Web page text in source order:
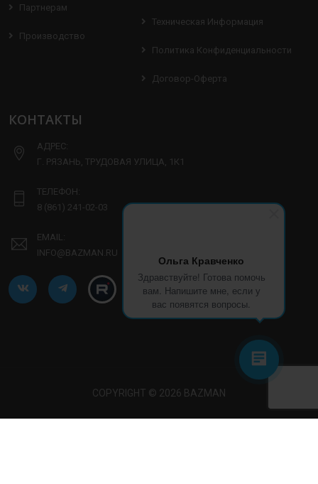
Ольга Кравченко
Здравствуйте! Готова помочь
вам. Напишите мне, если у
вас появятся вопросы.
Партнерам
Производство
Техническая Информация
Политика Конфиденциальности
Договор-Оферта
КОНТАКТЫ
АДРЕС:
Г. РЯЗАНЬ, ТРУДОВАЯ УЛИЦА, 1К1
ТЕЛЕФОН:
8 (861) 241-02-03
EMAIL:
INFO@BAZMAN.RU
COPYRIGHT © 2026 BAZMAN